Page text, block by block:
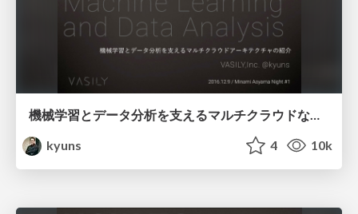
機械学習とデータ分析を支えるマルチクラウドなアーキテクチャの紹介/Multi Cloud Architecture Supporting Machine Learning and Data Analysis
kyuns
4 10k